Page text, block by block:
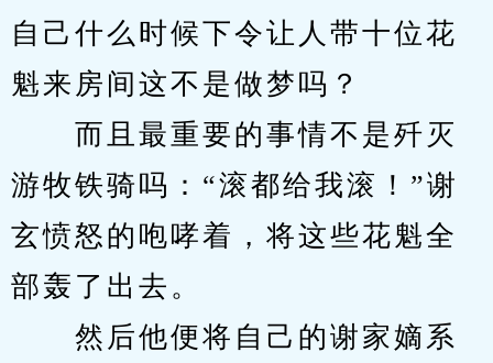
自己什么时候下令让人带十位花
魁来房间这不是做梦吗？
而且最重要的事情不是歼灭
游牧铁骑吗：“滚都给我滚！”谢
玄愤怒的咆哮着，将这些花魁全
部轰了出去。
然后他便将自己的谢家嫡系